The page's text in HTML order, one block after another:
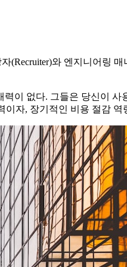
(Recruiter)와 엔지니어링
이 없다. 그들은 당신이
자, 장기적인 비용 절감